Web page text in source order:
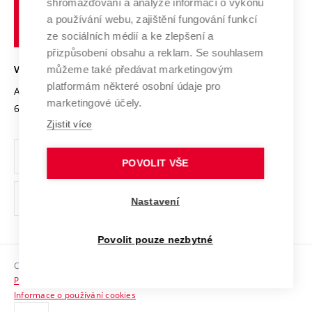
Transfer znalostí
Open Science
Projekty
Projekty ze strukturálních fondů
Specifický výzkum
Mezinárodní dohody
Univerzitní sítě
Udržitelná univerzita
Podnikavá univerzita / ContriBUTe
Bezpečná univerzita
Vyznamenání
Organizační struktura
Ochrana osobních údajů
odkaz)
Sociální bezpečí
HR Award
učení
technické
Brně
VYSOKÉ UČENÍ TECHNICKÉ V BRNĚ
Antonínská 548/1
602 00 Brno
www.vut.cz
vut@vutbr.cz
Copyright © 2026 VUT
Prohlášení o přístupnosti
Informace o používání cookies
shromažďování a analýze informací o výkonu
a používání webu, zajištění fungování funkcí
ze sociálních médií a ke zlepšení a
přizpůsobení obsahu a reklam. Se souhlasem
můžeme také předávat marketingovým
platformám některé osobní údaje pro
marketingové účely.
Zjistit více
POVOLIT VŠE
Nastavení
Povolit pouze nezbytné